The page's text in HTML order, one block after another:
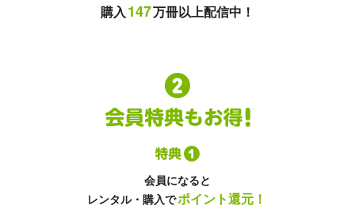
購入147万冊以上配信中！
会員になると
レンタル・購入でポイント還元！